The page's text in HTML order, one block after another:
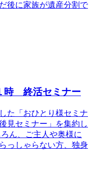
後に家族が遺産分割で
時 終活セミナー
た「おひとり様セミナ
見セミナー」を集約し
ん、ご主人や奥様に
っしゃらない方、独身